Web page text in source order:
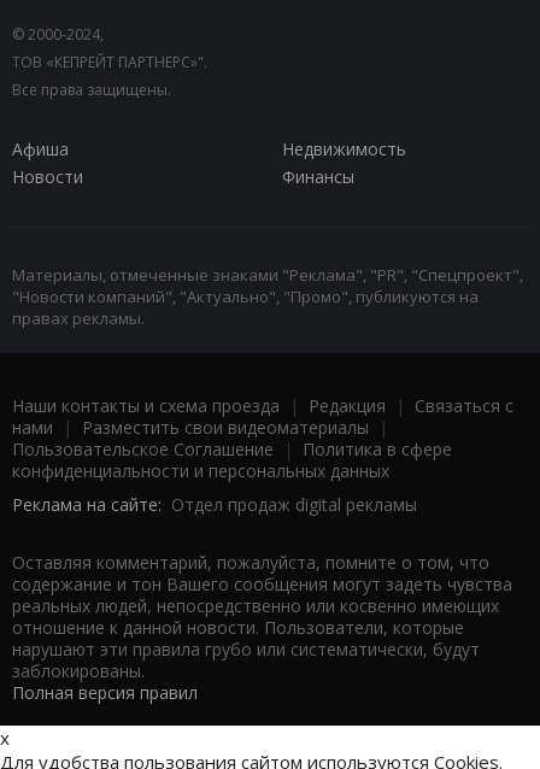
© 2000-2024,
ТОВ «КЕПРЕЙТ ПАРТНЕРС»".
Все права защищены.
Афиша
Недвижимость
Новости
Финансы
Материалы, отмеченные знаками "Реклама", "PR", "Спецпроект",
"Новости компаний", "Актуально", "Промо", публикуются на
правах рекламы.
Наши контакты и схема проезда | Редакция | Связаться с
нами | Разместить свои видеоматериалы |
Пользовательское Соглашение |
Политика в сфере
конфиденциальности и персональных данных
Реклама на сайте: Отдел продаж digital рекламы
Оставляя комментарий, пожалуйста, помните о том, что
содержание и тон Вашего сообщения могут задеть чувства
реальных людей, непосредственно или косвенно имеющих
отношение к данной новости. Пользователи, которые
нарушают эти правила грубо или систематически, будут
заблокированы.
Полная версия правил
x
Для удобства пользования сайтом используются Cookies.